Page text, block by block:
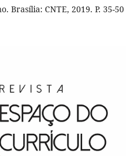
Brasília: CNTE, 2019. P. 35-50